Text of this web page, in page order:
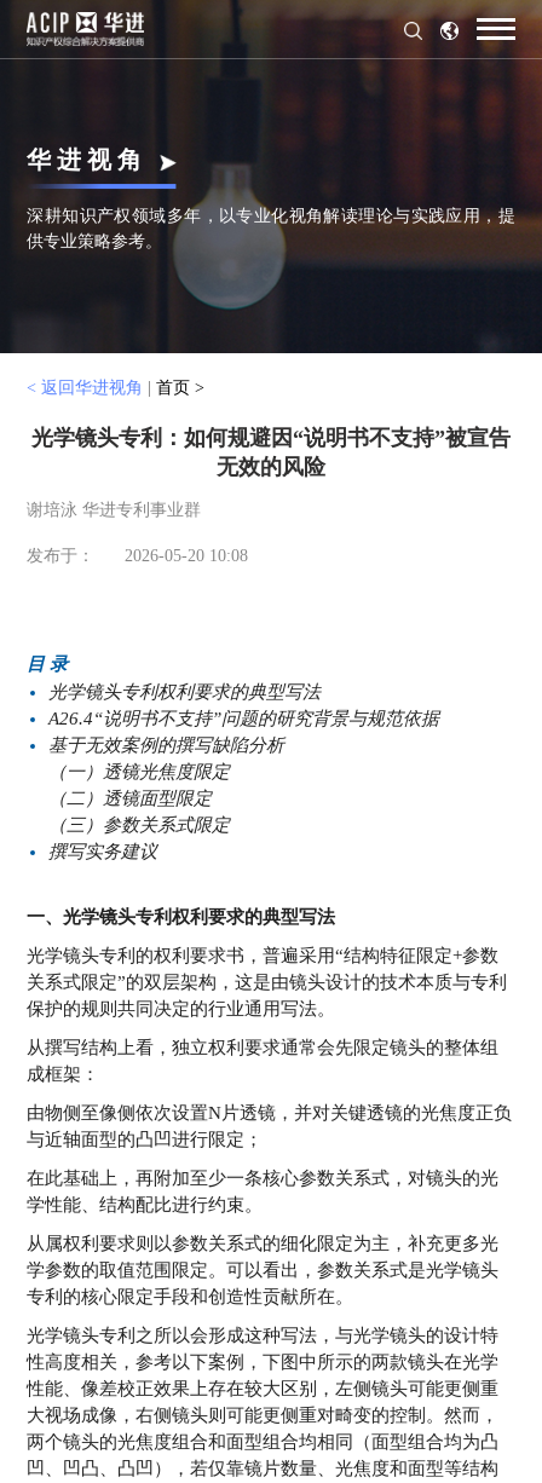
华 进 视 角
深耕知识产权领域多年，以专业化视角解读理论与实践应用，提
供专业策略参考。
< 返回华进视角 |首页 >
光学镜头专利：如何规避因“说明书不支持”被宣告
无效的风险
谢培泳 华进专利事业群
发布于： 2026-05-20 10:08
目 录
光学镜头专利权利要求的典型写法
A26.4“说明书不支持”问题的研究背景与规范依据
基于无效案例的撰写缺陷分析
（一）透镜光焦度限定
（二）透镜面型限定
（三）参数关系式限定
撰写实务建议
一、光学镜头专利权利要求的典型写法
光学镜头专利的权利要求书，普遍采用“结构特征限定+参数
关系式限定”的双层架构，这是由镜头设计的技术本质与专利
保护的规则共同决定的行业通用写法。
从撰写结构上看，独立权利要求通常会先限定镜头的整体组
成框架：
由物侧至像侧依次设置N片透镜，并对关键透镜的光焦度正负
与近轴面型的凸凹进行限定；
在此基础上，再附加至少一条核心参数关系式，对镜头的光
学性能、结构配比进行约束。
从属权利要求则以参数关系式的细化限定为主，补充更多光
学参数的取值范围限定。可以看出，参数关系式是光学镜头
专利的核心限定手段和创造性贡献所在。
光学镜头专利之所以会形成这种写法，与光学镜头的设计特
性高度相关，参考以下案例，下图中所示的两款镜头在光学
性能、像差校正效果上存在较大区别，左侧镜头可能更侧重
大视场成像，右侧镜头则可能更侧重对畸变的控制。然而，
两个镜头的光焦度组合和面型组合均相同（面型组合均为凸
凹、凹凸、凸凹），若仅靠镜片数量、光焦度和面型等结构